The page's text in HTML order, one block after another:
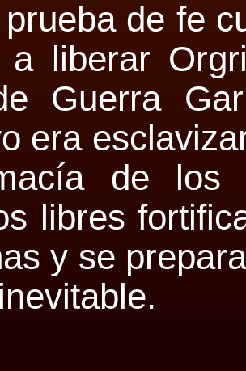
de fe
a liberar
Guerra
era
de los
libres
y se